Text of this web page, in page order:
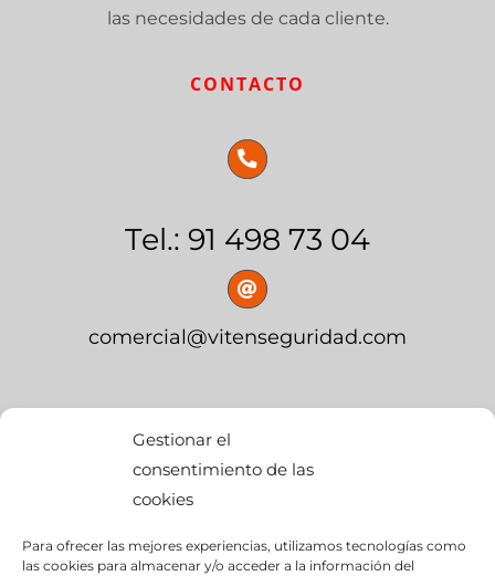
Gestionar el
consentimiento de las
cookies
Para ofrecer las mejores experiencias, utilizamos tecnologías como
las cookies para almacenar y/o acceder a la información del
las necesidades de cada cliente.
CONTACTO
Tel.: 91 498 73 04
comercial@vitenseguridad.com
calle Palier, s/n
edif. BMW Momentum,